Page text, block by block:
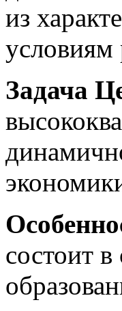
из
Задача
состоит